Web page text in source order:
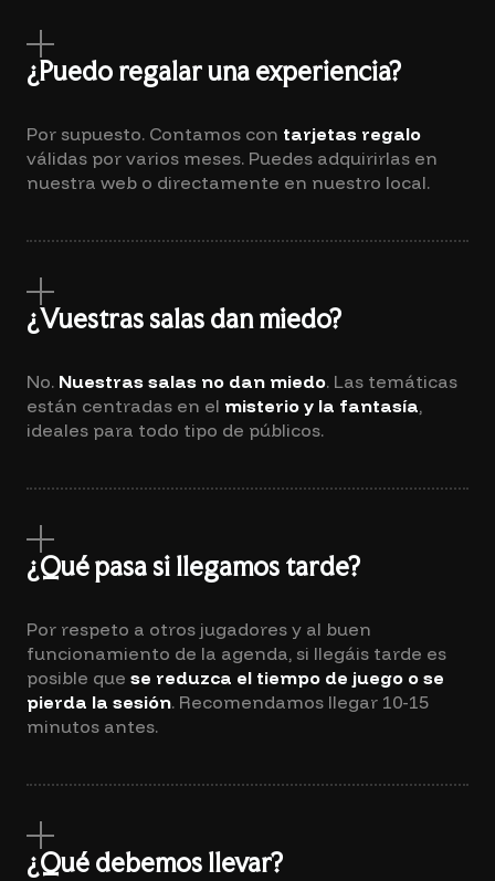
¿Puedo regalar una experiencia?
Por supuesto. Contamos con tarjetas regalo
válidas por varios meses. Puedes adquirirlas en
nuestra web o directamente en nuestro local.
¿Vuestras salas dan miedo?
No. Nuestras salas no dan miedo. Las temáticas
están centradas en el misterio y la fantasía,
ideales para todo tipo de públicos.
¿Qué pasa si llegamos tarde?
Por respeto a otros jugadores y al buen
funcionamiento de la agenda, si llegáis tarde es
posible que se reduzca el tiempo de juego o se
pierda la sesión. Recomendamos llegar 10-15
minutos antes.
¿Qué debemos llevar?